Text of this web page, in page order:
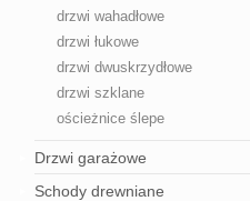
drzwi wahadłowe
drzwi łukowe
drzwi dwuskrzydłowe
drzwi szklane
ościeżnice ślepe
Drzwi garażowe
Schody drewniane